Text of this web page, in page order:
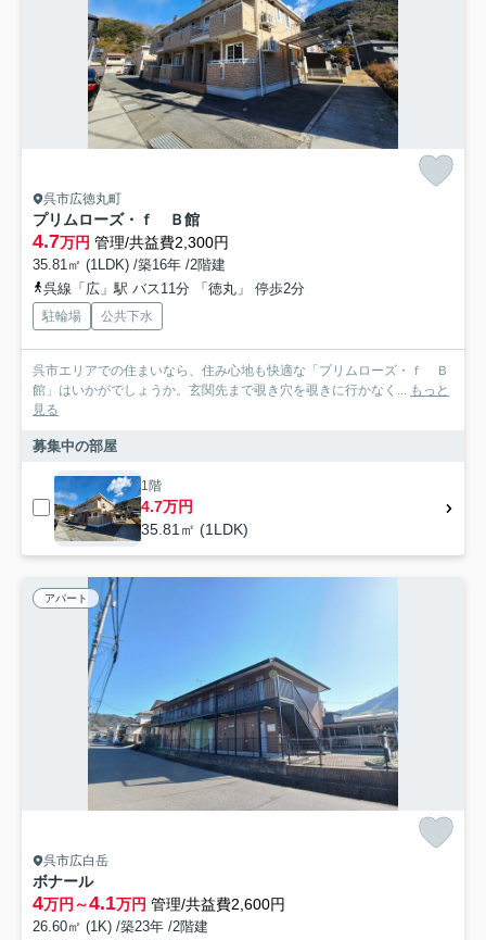
呉市広徳丸町
プリムローズ・ｆ Ｂ館
4.7万円 管理/共益費2,300円
35.81㎡ (1LDK) /築16年 /2階建
呉線「広」駅 バス11分 「徳丸」 停歩2分
駐輪場 公共下水
呉市エリアでの住まいなら、住み心地も快適な「プリムローズ・ｆ Ｂ
館」はいかがでしょうか。玄関先まで覗き穴を覗きに行かなく... もっと
見る
募集中の部屋
1階
4.7万円
35.81㎡ (1LDK)
アパート
呉市広白岳
ボナール
4万円～4.1万円 管理/共益費2,600円
26.60㎡ (1K) /築23年 /2階建